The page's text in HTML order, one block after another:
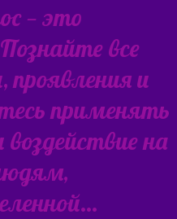
— это
все
и
применять
на